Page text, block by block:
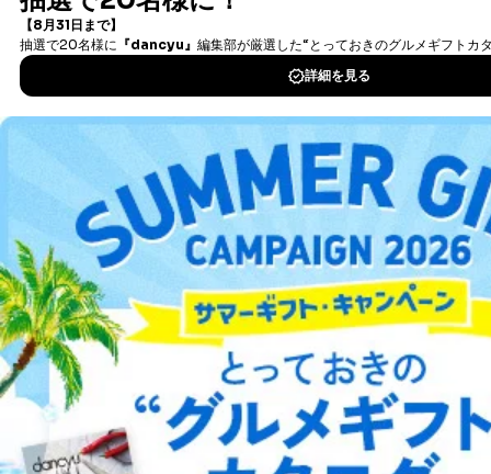
様」）が、本サービスの利用に際して遵守すべき事項を定めたも
のです。お客様が本サービスを利用した場合、そのお客様は利用
ご注文方法」、 「お支払い
「配送」、 「継続・住所変更など」、 「解約・休刊」、
「Fujisanギフト券のご利用について」、 「デジタル雑誌」 に記
載された全ての内容は、利用規約と一体のものとして、お客様は
その内容に同意したものとみなします。
商品のお申し込み、契約について
商品のお申し込みは、お客様が本サービスの画面より必要事項を
入力する方法で申し込むものとします。入力された情報が、当社
のサーバに到達した時点で、申し込みは完了し、各商品を販売す
る販売業者とお客様との間において、商品の売買契約が成立した
こととなり、申し込み商品に対してのお支払い義務が発生しま
す。販売業者が当社でない場合には、当社は販売業者とお客様と
の間の売買契約を仲介するものにすぎず、当社は売主としての責
任を負うものではありません。
決済については、お客様が利用する第三者の決済システム
（iTunes Store、Google Play等）の規定に準ずるものとし、各決
総合案内
アフィリエイト 採用情報
プレスリリース お問い合わせ
利用規約プライバシーポリシー 特定商取引法に基づく表示
出版社の皆様へ